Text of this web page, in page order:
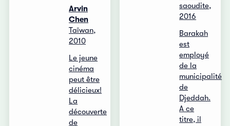
Arvin
Chen
Taïwan,
2010
Le jeune
cinéma
peut être
délicieux!
La
découverte
de
saoudite,
2016
Barakah
est
employé
de la
municipalité
de
Djeddah.
A ce
titre, il